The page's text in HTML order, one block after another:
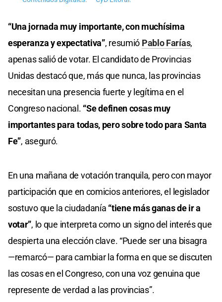
“Una jornada muy importante, con muchísima
esperanza y expectativa”, resumió Pablo Farías,
apenas salió de votar. El candidato de Provincias
Unidas destacó que, más que nunca, las provincias
necesitan una presencia fuerte y legítima en el
Congreso nacional. “Se definen cosas muy
importantes para todas, pero sobre todo para Santa
Fe”, aseguró.
En una mañana de votación tranquila, pero con mayor
participación que en comicios anteriores, el legislador
sostuvo que la ciudadanía “tiene más ganas de ir a
votar”, lo que interpreta como un signo del interés que
despierta una elección clave. “Puede ser una bisagra
—remarcó— para cambiar la forma en que se discuten
las cosas en el Congreso, con una voz genuina que
represente de verdad a las provincias”.